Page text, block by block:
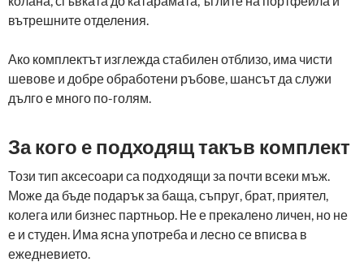
вътрешните отделения.
Ако комплектът изглежда стабилен отблизо, има чисти
шевове и добре обработени ръбове, шансът да служи
дълго е много по-голям.
За кого е подходящ такъв комплект
Този тип аксесоари са подходящи за почти всеки мъж.
Може да бъде подарък за баща, съпруг, брат, приятел,
колега или бизнес партньор. Не е прекалено личен, но не
е и студен. Има ясна употреба и лесно се вписва в
ежедневието.